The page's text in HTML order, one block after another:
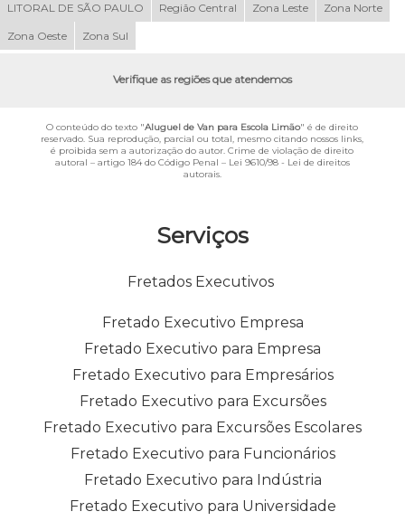
Serviços
Fretados Executivos
Fretado Executivo Empresa
Fretado Executivo para Empresa
Fretado Executivo para Empresários
Fretado Executivo para Excursões
Fretado Executivo para Excursões Escolares
Fretado Executivo para Funcionários
Fretado Executivo para Indústria
Fretado Executivo para Universidade
LITORAL DE SÃO PAULO Região Central Zona Leste Zona Norte
Zona Oeste Zona Sul
Verifique as regiões que atendemos
O conteúdo do texto "Aluguel de Van para Escola Limão" é de direito
reservado. Sua reprodução, parcial ou total, mesmo citando nossos links,
é proibida sem a autorização do autor. Crime de violação de direito
autoral – artigo 184 do Código Penal – Lei 9610/98 - Lei de direitos
autorais.